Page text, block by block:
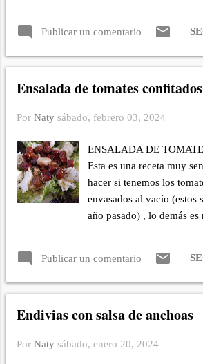
unas guindillas cortadas
de oliva virgen extra, no
deleitar en sabor.
cucharadas de aceite de
limpios. Sal gruesa.
calamar.
calamares, utilizo solo los
cabezas las reservo en el
tener suficientes para
tostadas). Limpio los
laurel y los dientes de
poco de sal y pimienta,
Publicar un comentario
Ensalada de tomates confitados
Por Naty sábado, febrero 03, 2024
ENSALADA DE
Esta es una receta muy
hacer si tenemos los
envasados al vacío (estos
año pasado) , lo demás es
INGREDIENTES: Un
morado. 1 bola de queso
confitados (receta aquí )
nada debemos de tener
Publicar un comentario
Endivias con salsa de anchoas
Por Naty sábado, enero 20, 2024